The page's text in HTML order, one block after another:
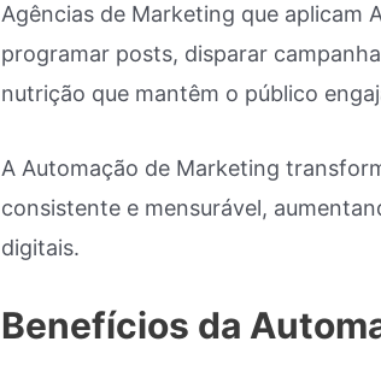
Agências de Marketing que aplicam
programar posts, disparar
nutrição que mantêm o público
A Automação de Marketing
consistente e mensurável,
digitais.
Benefícios da